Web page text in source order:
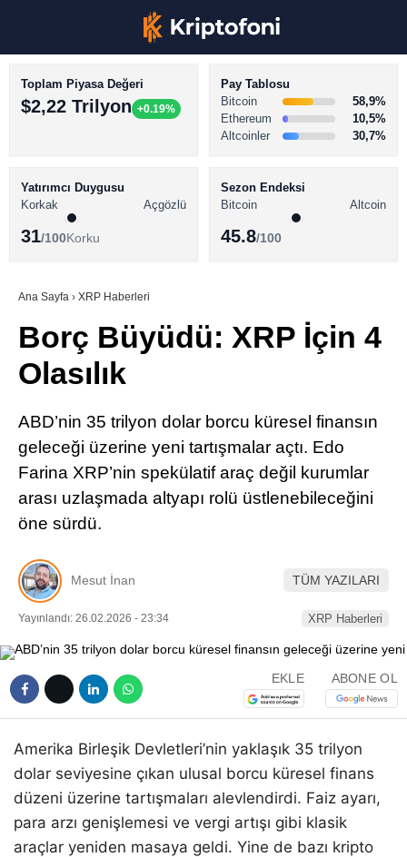
Youtube
Pinterest
LinkedIn
BİTCOİN HABERLERİ
ALTCOİN HABERLERİ
SÖZLÜK
Toplam Piyasa Değeri
$2,22 Trilyon +0.19%
Pay Tablosu
Bitcoin
58,9%
Ethereum
10,5%
Altcoinler
30,7%
Yatırımcı Duygusu
Korkak
Açgözlü
31/100Korku
Sezon Endeksi
Bitcoin
Altcoin
45.8/100
Ana Sayfa › XRP Haberleri
Borç Büyüdü: XRP İçin 4
Olasılık
ABD’nin 35 trilyon dolar borcu küresel finansın
geleceği üzerine yeni tartışmalar açtı. Edo
Farina XRP’nin spekülatif araç değil kurumlar
arası uzlaşmada altyapı rolü üstlenebileceğini
öne sürdü.
Mesut İnan TÜM YAZILARI
Yayınlandı: 26.02.2026 - 23:34 XRP Haberleri
EKLE ABONE OL
Amerika Birleşik Devletleri’nin yaklaşık 35 trilyon
dolar seviyesine çıkan ulusal borcu küresel finans
düzeni üzerine tartışmaları alevlendirdi. Faiz ayarı,
para arzı genişlemesi ve vergi artışı gibi klasik
araçlar yeniden masaya geldi. Yine de bazı kripto